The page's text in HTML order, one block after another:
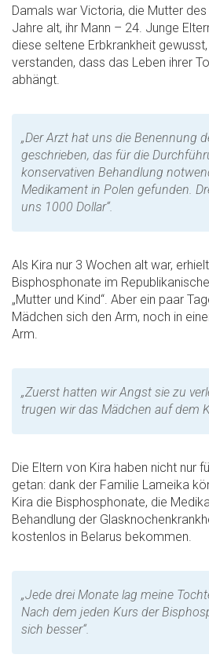
Damals war Victoria, die Mutter
Jahre alt, ihr Mann – 24. Junge
diese seltene Erbkrankheit
verstanden, dass das Leben ihrer
abhängt.
„Der Arzt hat uns die Benennung
geschrieben, das für die
konservativen Behandlung
Medikament in Polen gefunden.
uns 1000 Dollar“.
Als Kira nur 3 Wochen alt war,
Bisphosphonate im
„Mutter und Kind“. Aber ein paar
Mädchen sich den Arm, noch in
Arm.
„Zuerst hatten wir Angst sie zu
trugen wir das Mädchen auf dem
Die Eltern von Kira haben nicht nur
getan: dank der Familie Lameika
Kira die Bisphosphonate, die
Behandlung der
kostenlos in Belarus bekommen.
„Jede drei Monate lag meine
Nach dem jeden Kurs der
sich besser“.